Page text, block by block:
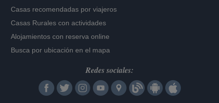
Casas recomendadas por viajeros
Casas Rurales con actividades
Alojamientos con reserva online
Busca por ubicación en el mapa
Redes sociales: